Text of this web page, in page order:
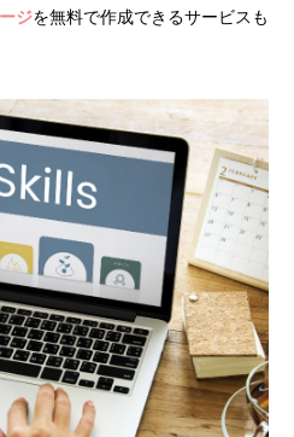
ジを無料で作成できるサービスも